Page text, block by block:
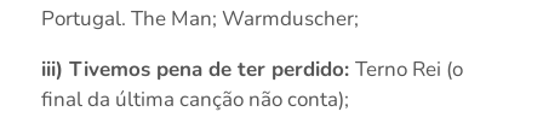
Portugal. The Man; Warmduscher;
iii) Tivemos pena de ter perdido: Terno Rei (o
final da última canção não conta);